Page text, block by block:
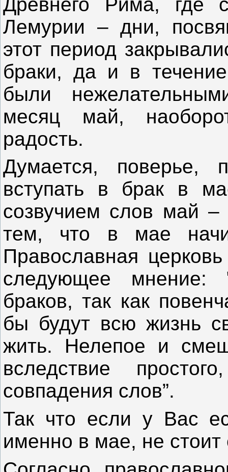
Лемурии – дни,
этот период
браки, да и в
были
месяц май,
радость.
Думается, поверье,
вступать в брак в
созвучием слов май
тем, что в мае
Православная
следующее мнение:
браков, так как
бы будут всю жизнь
жить. Нелепое и
вследствие
совпадения слов”.
Так что если у Вас
именно в мае, не стоит